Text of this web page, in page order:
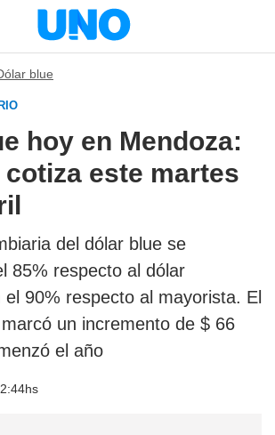
blue
hoy en Mendoza:
este martes
del dólar blue se
85% respecto al dólar
90% respecto al mayorista. El
un incremento de $ 66
el año